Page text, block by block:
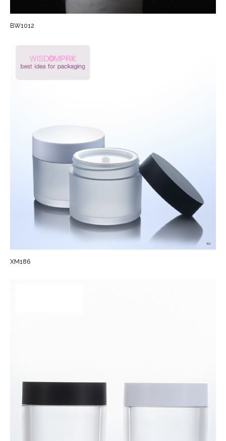
BW1012
XM186